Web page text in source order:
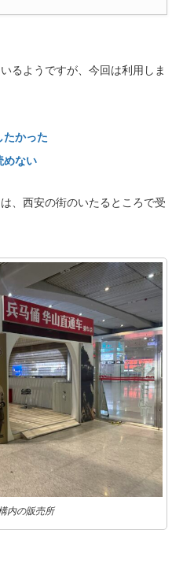
るようですが、今回は利用しま
たかった
めない
、西安の街のいたるところで受
内の販売所